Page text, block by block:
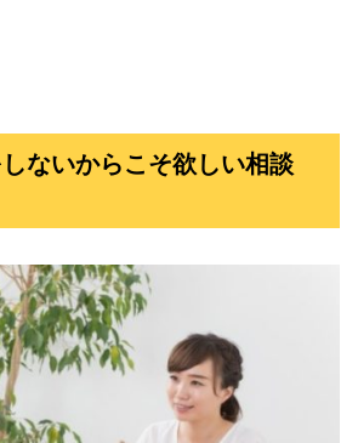
ないからこそ欲しい相談